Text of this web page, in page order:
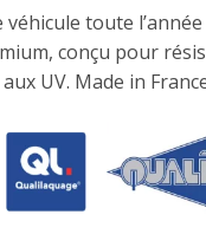
toute
conçu pour
UV. Made in